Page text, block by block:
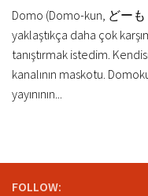
Domo (Domo-kun, どーも
yaklaştıkça daha çok
tanıştırmak istedim.
kanalının maskotu.
yayınının...
FOLLOW: